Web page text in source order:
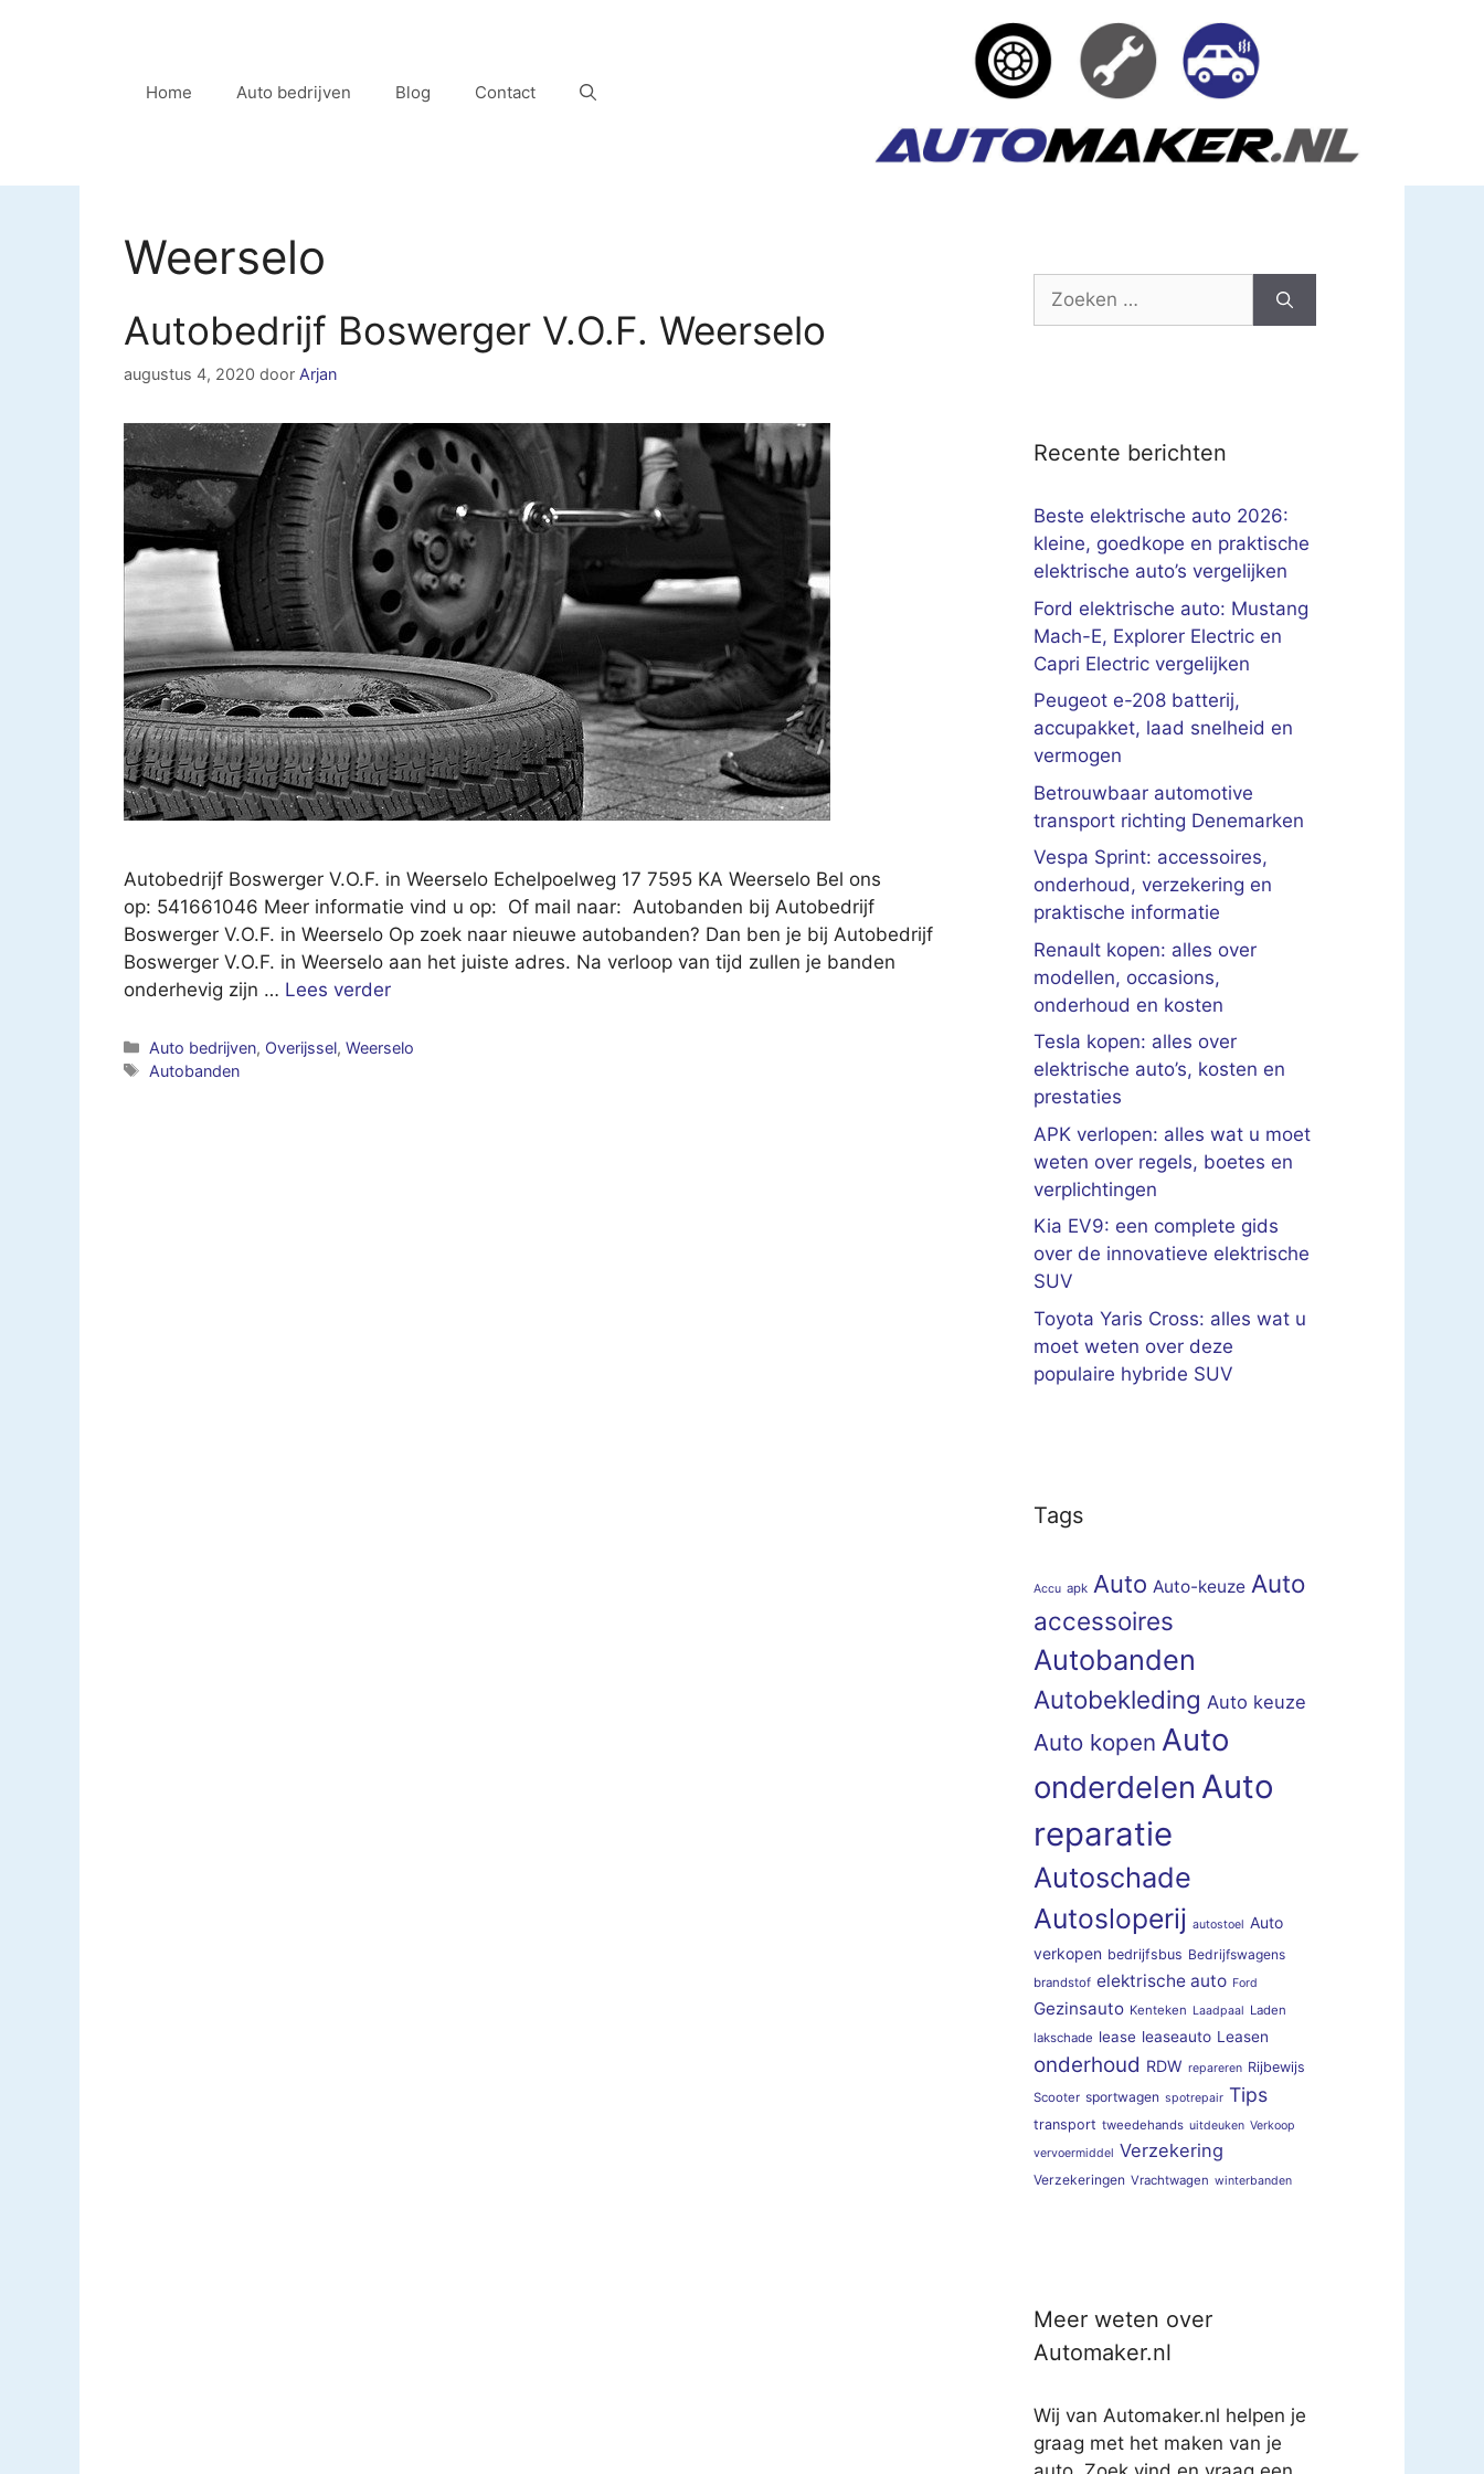
Home Auto bedrijven Blog Contact
Weerselo
Autobedrijf Boswerger V.O.F. Weerselo
augustus 4, 2020 door Arjan
Autobedrijf Boswerger V.O.F. in Weerselo Echelpoelweg 17 7595 KA Weerselo Bel ons
op: 541661046 Meer informatie vind u op: Of mail naar: Autobanden bij Autobedrijf
Boswerger V.O.F. in Weerselo Op zoek naar nieuwe autobanden? Dan ben je bij Autobedrijf
Boswerger V.O.F. in Weerselo aan het juiste adres. Na verloop van tijd zullen je banden
onderhevig zijn … Lees verder
Categorieën
Auto bedrijven, Overijssel,Weerselo
Tags
Autobanden
Zoek
Recente berichten
Beste elektrische auto 2026:
kleine, goedkope en praktische
elektrische auto’s vergelijken
Ford elektrische auto: Mustang
Mach-E, Explorer Electric en
Capri Electric vergelijken
Peugeot e-208 batterij,
accupakket, laad snelheid en
vermogen
Betrouwbaar automotive
transport richting Denemarken
Vespa Sprint: accessoires,
onderhoud, verzekering en
praktische informatie
Renault kopen: alles over
modellen, occasions,
onderhoud en kosten
Tesla kopen: alles over
elektrische auto’s, kosten en
prestaties
APK verlopen: alles wat u moet
weten over regels, boetes en
verplichtingen
Kia EV9: een complete gids
over de innovatieve elektrische
SUV
Toyota Yaris Cross: alles wat u
moet weten over deze
populaire hybride SUV
Tags
Accu apk Auto Auto-keuze Auto
accessoires
Autobanden
Autobekleding Auto keuze
Auto kopen Auto
onderdelen Auto
reparatie
Autoschade
Autosloperij autostoel Auto
verkopen bedrijfsbus Bedrijfswagens
brandstof elektrische auto Ford
Gezinsauto Kenteken Laadpaal Laden
lakschade lease leaseauto Leasen
onderhoud RDW repareren Rijbewijs
Scooter sportwagen spotrepair Tips
transport tweedehands uitdeuken Verkoop
vervoermiddel Verzekering
Verzekeringen Vrachtwagen winterbanden
Meer weten over
Automaker.nl
Wij van Automaker.nl helpen je
graag met het maken van je